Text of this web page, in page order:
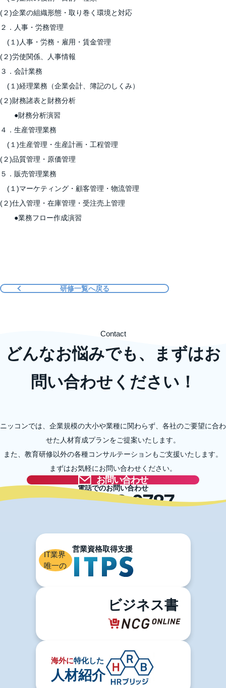
(２)企業の組織形態・取り巻く環境と対応
２．人事・労務管理
(１)人事・労務・雇用・賃金管理
(２)労使関係、人事情報
３．会計業務
(１)経理業務（企業会計、簿記のしくみ）
(２)財務諸表と財務分析
●財務分析演習
４．生産管理業務
(１)生産管理・生産計画・工程管理
(２)品質管理・原価管理
５．販売管理業務
(１)マーケティング・顧客管理・物流管理
(２)仕入管理・在庫管理・受注売上管理
●業務フロー作成演習
研修一覧へ戻る
どんなお悩みでも、まずはお
問い合わせください！
Contact
ニッコンでは、企業規模の大小や業種に関わらず、各社のご要望に合わ
せた人材育成プランをご提案いたします。
また、教育研修以外の各種コンサルテーションもご支援いたします。
まずはお気軽にお問い合わせください。
お問い合わせ
電話でのお問い合わせ
03-5996-0787
IT業界
唯一の
ビジネス書
海外に特化した
人材紹介